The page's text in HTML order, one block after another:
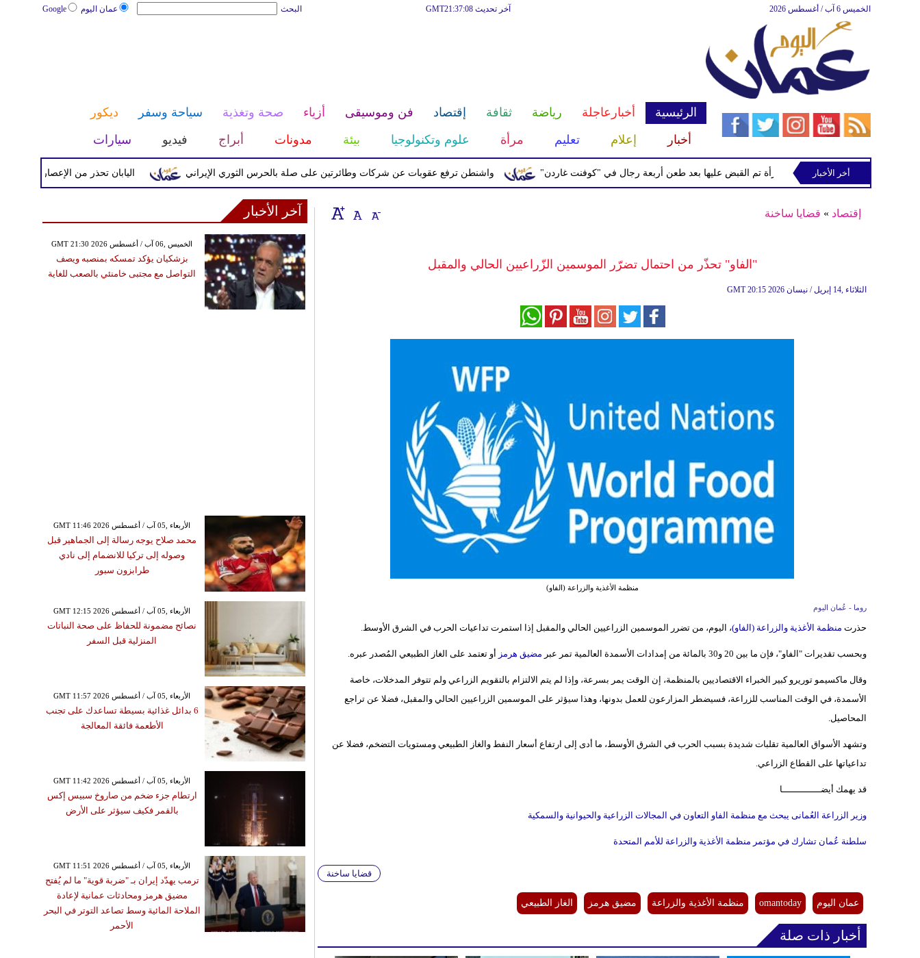
عمان اليوم Google البحث آخر تحديث GMT21:37:08 الخميس 6 آب / أغسطس 2026
الرئيسية أخبارعاجلة رياضة ثقافة إقتصاد فن وموسيقى أزياء صحة وتغذية سياحة وسفر
ديكور
أخبار
إعلام تعليم مرأة علوم وتكنولوجيا بيئة مدونات أبراج فيديو سيارات
اليابان تحذر من الإعصار دولفين ورياح واشنطن ترفع عقوبات عن شركات وطائرتين على صلة بالحرس الثوري الإيراني الشرطة تعتقل إمرأة تم القبض عليها بعد طعن أربعة رجال في "كوفنت غاردن"
أخر الأخبار
إقتصاد » قضايا ساخنة
"الفاو" تحذّر من احتمال تضرّر الموسمين الزّراعيين الحالي والمقبل
GMT 20:15 2026 الثلاثاء ,14 إبريل / نيسان
منظمة الأغذية والزراعة (الفاو)
روما - عُمان اليوم
حذرت منظمة الأغذية والزراعة (الفاو)، اليوم، من تضرر الموسمين الزراعيين الحالي والمقبل إذا استمرت تداعيات الحرب في الشرق الأوسط.
وبحسب تقديرات "الفاو"، فإن ما بين 20 و30 بالمائة من إمدادات الأسمدة العالمية تمر عبر مضيق هرمز أو تعتمد على الغاز الطبيعي المُصدر عبره.
وقال ماكسيمو توريرو كبير الخبراء الاقتصاديين بالمنظمة، إن الوقت يمر بسرعة، وإذا لم يتم الالتزام بالتقويم الزراعي ولم تتوفر المدخلات، خاصة
الأسمدة، في الوقت المناسب للزراعة، فسيضطر المزارعون للعمل بدونها، وهذا سيؤثر على الموسمين الزراعيين الحالي والمقبل، فضلا عن تراجع
المحاصيل.
وتشهد الأسواق العالمية تقلبات شديدة بسبب الحرب في الشرق الأوسط، ما أدى إلى ارتفاع أسعار النفط والغاز الطبيعي ومستويات التضخم، فضلا عن
تداعياتها على القطاع الزراعي.
قد يهمك أيضــــــــــــــا
وزير الزراعة العُمانى يبحث مع منظمة الفاو التعاون في المجالات الزراعية والحيوانية والسمكية
سلطنة عُمان تشارك في مؤتمر منظمة الأغذية والزراعة للأمم المتحدة
قضايا ساخنة
عمان اليوم omantoday منظمة الأغذية والزراعة مضيق هرمز الغاز الطبيعي
أخبار ذات صلة
آخر الأخبار
GMT 21:30 2026 الخميس ,06 آب / أغسطس
بزشكيان يؤكد تمسكه بمنصبه ويصف
التواصل مع مجتبى خامنئي بالصعب للغاية
GMT 11:46 2026 الأربعاء ,05 آب / أغسطس
محمد صلاح يوجه رسالة إلى الجماهير قبل
وصوله إلى تركيا للانضمام إلى نادي
طرابزون سبور
GMT 12:15 2026 الأربعاء ,05 آب / أغسطس
نصائح مضمونة للحفاظ على صحة النباتات
المنزلية قبل السفر
GMT 11:57 2026 الأربعاء ,05 آب / أغسطس
6 بدائل غذائية بسيطة تساعدك على تجنب
الأطعمة فائقة المعالجة
GMT 11:42 2026 الأربعاء ,05 آب / أغسطس
ارتطام جزء ضخم من صاروخ سبيس إكس
بالقمر فكيف سيؤثر على الأرض
GMT 11:51 2026 الأربعاء ,05 آب / أغسطس
ترمب يهدّد إيران بـ "ضربة قوية" ما لم يُفتح
مضيق هرمز ومحادثات عمانية لإعادة
الملاحة المائية وسط تصاعد التوتر في البحر
الأحمر